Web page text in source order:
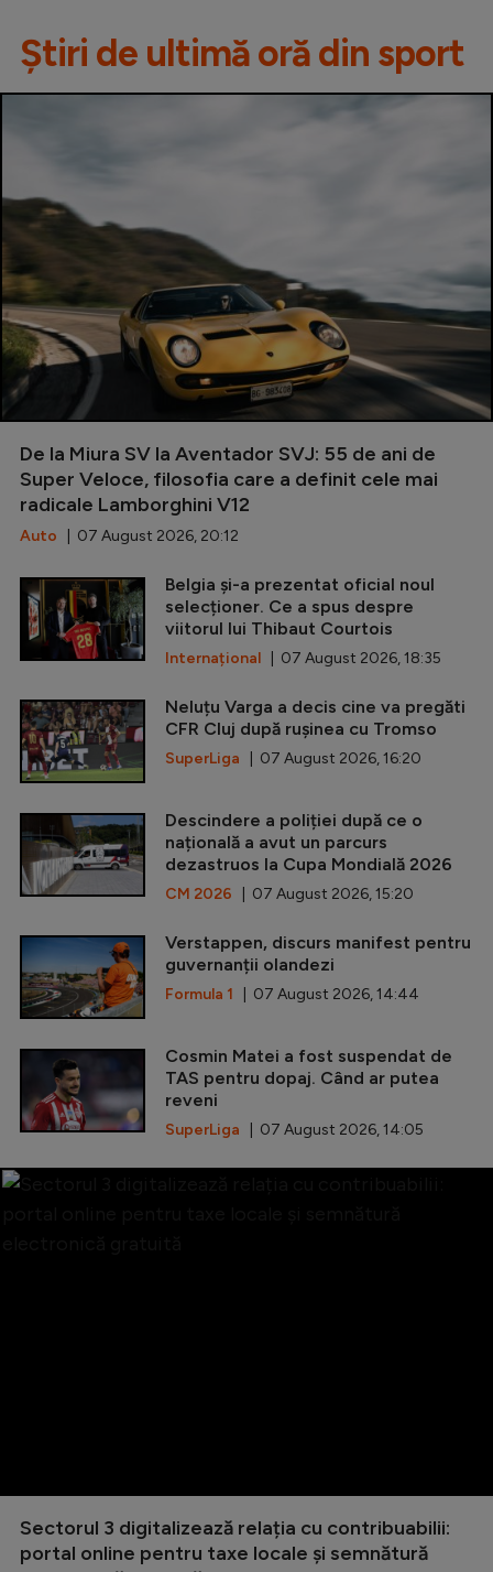
Știri de ultimă oră din sport
De la Miura SV la Aventador SVJ: 55 de ani de
Super Veloce, filosofia care a definit cele mai
radicale Lamborghini V12
Auto | 07 August 2026, 20:12
Belgia și-a prezentat oficial noul
selecționer. Ce a spus despre
viitorul lui Thibaut Courtois
Internațional | 07 August 2026, 18:35
Neluțu Varga a decis cine va pregăti
CFR Cluj după rușinea cu Tromso
SuperLiga | 07 August 2026, 16:20
Descindere a poliției după ce o
națională a avut un parcurs
dezastruos la Cupa Mondială 2026
CM 2026 | 07 August 2026, 15:20
Verstappen, discurs manifest pentru
guvernanții olandezi
Formula 1 | 07 August 2026, 14:44
Cosmin Matei a fost suspendat de
TAS pentru dopaj. Când ar putea
reveni
SuperLiga | 07 August 2026, 14:05
Sectorul 3 digitalizează relația cu contribuabilii:
portal online pentru taxe locale și semnătură